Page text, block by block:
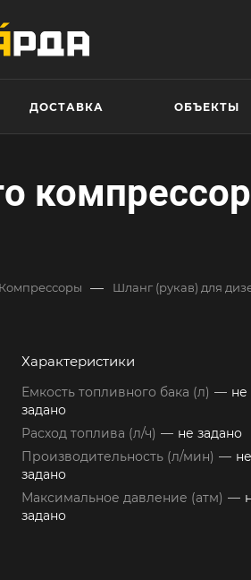
ДОСТАВКА ОБЪЕКТЫ
Компрессоры — Шланг (рукав) для
Характеристики
Емкость топливного бака (л) — не
задано
Расход топлива (л/ч) — не задано
Производительность (л/мин) — не
задано
Максимальное давление (атм) —
задано